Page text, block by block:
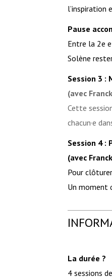
l’inspiration
Pause
Entre la 2e
Solène
Session 3 :
(avec
Cette
chacun·e
Session 4 :
(avec
Pour
Un moment
La durée ?
4 sessions